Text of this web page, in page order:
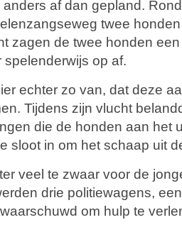
af dan gepland.
twee
zagen de twee honden
spelenderwijs op af.
echter zo van, dat deze
Tijdens zijn vlucht
die de honden aan het
sloot in om het schaap uit
veel te zwaar voor de
drie politiewagens,
om hulp te